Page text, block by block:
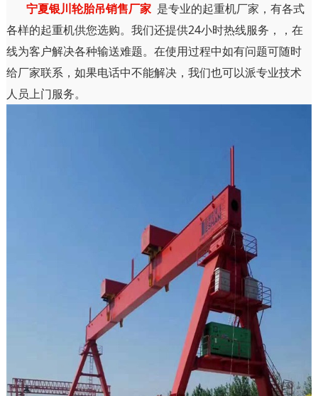
宁夏银川轮胎吊销售厂家 是专业的起重机厂家，有各式
各样的起重机供您选购。我们还提供24小时热线服务，，在
线为客户解决各种输送难题。在使用过程中如有问题可随时
给厂家联系，如果电话中不能解决，我们也可以派专业技术
人员上门服务。